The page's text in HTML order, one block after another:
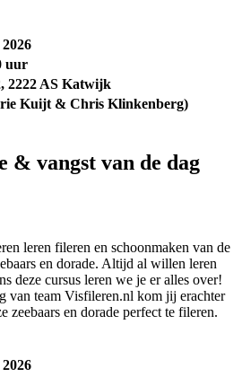
uur
2222 AS Katwijk
Kuijt & Chris Klinkenberg)
& vangst van de dag
leren fileren en schoonmaken van de
en dorade. Altijd al willen leren
deze cursus leren we je er alles over!
van team Visfileren.nl kom jij erachter
zeebaars en dorade perfect te fileren.